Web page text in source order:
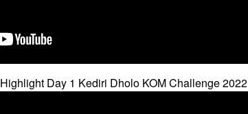
Highlight Day 1 Kediri Dholo KOM Challenge 2022